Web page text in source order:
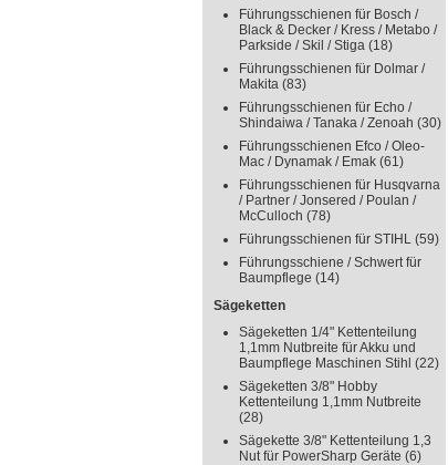
Führungsschienen für Bosch /
Black & Decker / Kress / Metabo /
Parkside / Skil / Stiga (18)
Führungsschienen für Dolmar /
Makita (83)
Führungsschienen für Echo /
Shindaiwa / Tanaka / Zenoah (30)
Führungsschienen Efco / Oleo-
Mac / Dynamak / Emak (61)
Führungsschienen für Husqvarna
/ Partner / Jonsered / Poulan /
McCulloch (78)
Führungsschienen für STIHL (59)
Führungsschiene / Schwert für
Baumpflege (14)
Sägeketten
Sägeketten 1/4" Kettenteilung
1,1mm Nutbreite für Akku und
Baumpflege Maschinen Stihl (22)
Sägeketten 3/8" Hobby
Kettenteilung 1,1mm Nutbreite
(28)
Sägekette 3/8" Kettenteilung 1,3
Nut für PowerSharp Geräte (6)